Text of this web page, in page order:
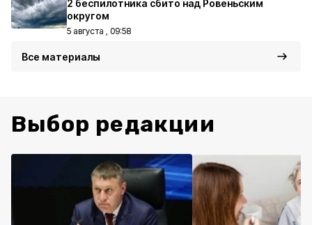
2 беспилотника сбито над Ровеньским
округом
5 августа , 09:58
Все материалы
Выбор редакции